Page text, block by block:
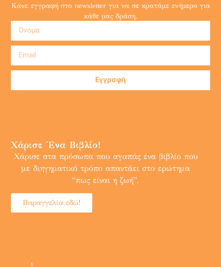
Χάρισε Ένα Βιβλίο!
Χάρισε στα πρόσωπα που αγαπάς ένα βιβλίο που
με διηγηματικό τρόπο απαντάει στο ερώτημα
“πως είναι η ζωή”.
Παραγγελία εδώ!
Κάνε εγγραφή στο newsletter για να σε κρατάμε ενήμερο για
κάθε μας δράση.
Εγγραφή